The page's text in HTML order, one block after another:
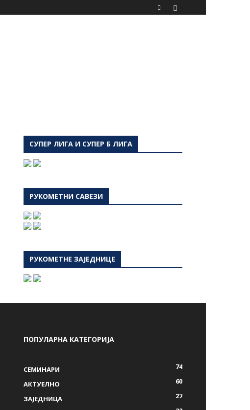
СУПЕР ЛИГА И СУПЕР Б ЛИГА
РУКОМЕТНИ САВЕЗИ
РУКОМЕТНЕ ЗАЈЕДНИЦЕ
ПОПУЛАРНА КАТЕГОРИЈА
СЕМИНАРИ
74
AКТУЕЛНО
60
ЗАЈЕДНИЦА
27